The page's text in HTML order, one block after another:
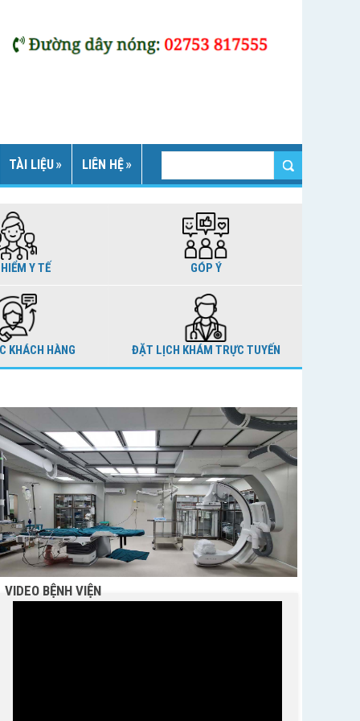
TÀI LIỆU LIÊN HỆ
Y TẾ GÓP Ý
KHÁCH HÀNG ĐẶT LỊCH KHÁM TRỰC TUYẾN
VIDEO BỆNH VIỆN